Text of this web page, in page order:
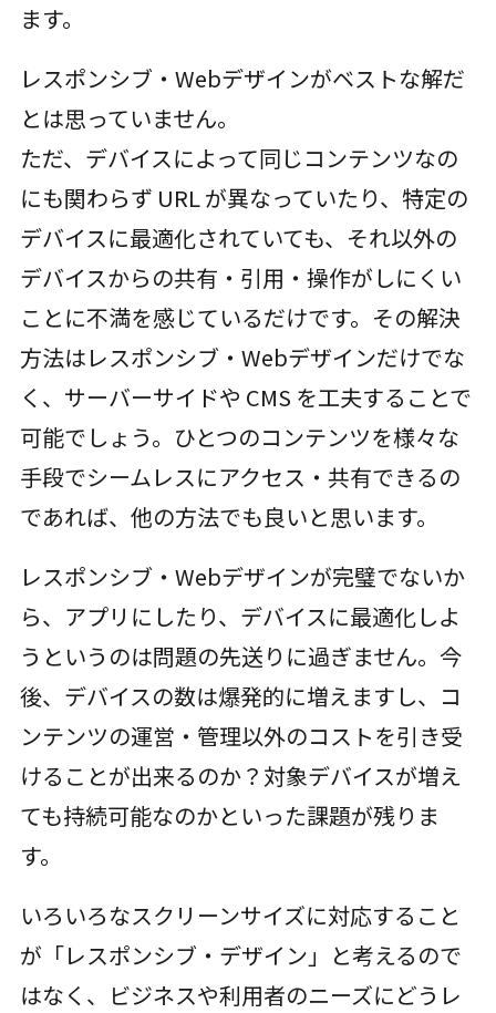
ます。
レスポンシブ・Webデザインがベストな解だ
とは思っていません。
ただ、デバイスによって同じコンテンツなの
にも関わらず URL が異なっていたり、特定の
デバイスに最適化されていても、それ以外の
デバイスからの共有・引用・操作がしにくい
ことに不満を感じているだけです。その解決
方法はレスポンシブ・Webデザインだけでな
く、サーバーサイドや CMS を工夫することで
可能でしょう。ひとつのコンテンツを様々な
手段でシームレスにアクセス・共有できるの
であれば、他の方法でも良いと思います。
レスポンシブ・Webデザインが完璧でないか
ら、アプリにしたり、デバイスに最適化しよ
うというのは問題の先送りに過ぎません。今
後、デバイスの数は爆発的に増えますし、コ
ンテンツの運営・管理以外のコストを引き受
けることが出来るのか？対象デバイスが増え
ても持続可能なのかといった課題が残りま
す。
いろいろなスクリーンサイズに対応すること
が「レスポンシブ・デザイン」と考えるので
はなく、ビジネスや利用者のニーズにどうレ